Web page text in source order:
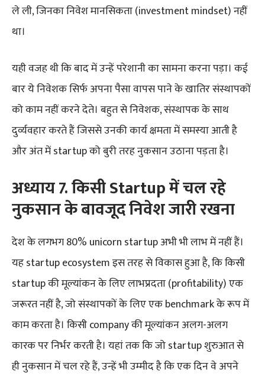
ले ली, जिनका निवेश मानसिकता (investment mindset) नहीं
था।
यही वजह थी कि बाद में उन्हें परेशानी का सामना करना पड़ा। कई
बार ये निवेशक सिर्फ अपना पैसा वापस पाने के खातिर संस्थापकों
को काम नहीं करने देते। बहुत से निवेशक, संस्थापक के साथ
दुर्व्यवहार करते हैं जिससे उनकी कार्य क्षमता में समस्या आती है
और अंत में startup को बुरी तरह नुकसान उठाना पड़ता है।
अध्याय 7. किसी Startup में चल रहे
नुकसान के बावजूद निवेश जारी रखना
देश के लगभग 80% unicorn startup अभी भी लाभ में नहीं हैं।
यह startup ecosystem इस तरह से विकास हुआ है, कि किसी
startup की मूल्यांकन के लिए लाभप्रदता (profitability) एक
जरूरत नहीं है, जो संस्थापकों के लिए एक benchmark के रूप में
काम करता है। किसी company की मूल्यांकन अलग-अलग
कारक पर निर्भर करती है। यहां तक कि जो startup शुरुआत से
ही नुकसान में चल रहे हैं, उन्हें भी उम्मीद है कि एक दिन वे अपने